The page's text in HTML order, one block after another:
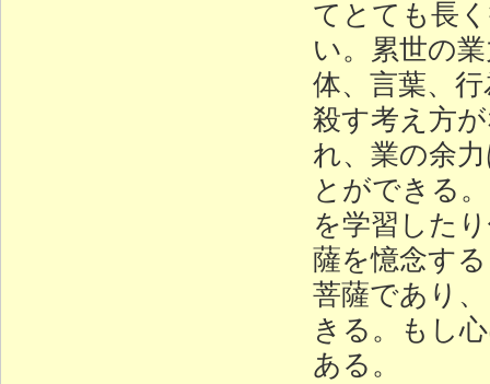
てとても長
い。累世の
体、言葉、
殺す考え方
れ、業の余
とができる
を学習した
薩を憶念す
菩薩であり
きる。もし
ある。